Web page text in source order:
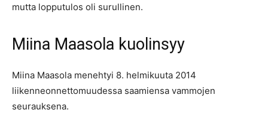
mutta lopputulos oli surullinen.
Miina Maasola kuolinsyy
Miina Maasola menehtyi 8. helmikuuta 2014
liikenneonnettomuudessa saamiensa vammojen
seurauksena.